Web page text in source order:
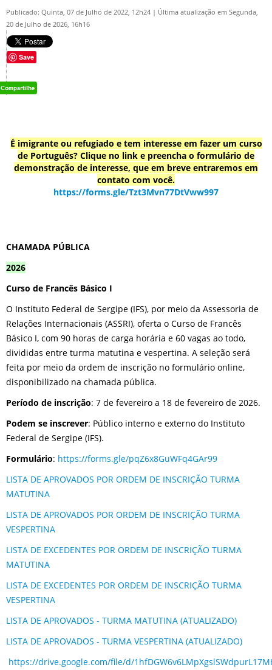
Publicado: Quinta, 07 de Julho de 2022, 12h24 | Última atualização em Segunda,
20 de Julho de 2026, 16h16
Save
É imigrante ou refugiado e tem interesse em fazer um curso
de Português? Clique no link e preencha o formulário de
demonstração de interesse, que em breve entraremos em
contato com você.
https://forms.gle/Tzt3Mvn77DtVww997
CHAMADA PÚBLICA
2026
Curso de Francês Básico I
O Instituto Federal de Sergipe (IFS), por meio da Assessoria de
Relações Internacionais (ASSRI), oferta o Curso de Francês
Básico I, com 90 horas de carga horária e 60 vagas ao todo,
divididas entre turma matutina e vespertina. A seleção será
feita por meio da ordem de inscrição no formulário online,
disponibilizado na chamada pública.
Período de inscrição: 7 de fevereiro a 18 de fevereiro de 2026.
Podem se inscrever: Público interno e externo do Instituto
Federal de Sergipe (IFS).
Formulário: https://forms.gle/pqZ6x8GuWFq4GAr99
LISTA DE APROVADOS POR ORDEM DE INSCRIÇÃO TURMA
MATUTINA
LISTA DE APROVADOS POR ORDEM DE INSCRIÇÃO TURMA
VESPERTINA
LISTA DE EXCEDENTES POR ORDEM DE INSCRIÇÃO TURMA
MATUTINA
LISTA DE EXCEDENTES POR ORDEM DE INSCRIÇÃO TURMA
VESPERTINA
LISTA DE APROVADOS - TURMA MATUTINA (ATUALIZADO)
LISTA DE APROVADOS - TURMA VESPERTINA (ATUALIZADO)
https://drive.google.com/file/d/